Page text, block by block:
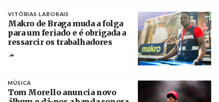
VITÓRIAS LABORAIS
Makro de Braga muda a folga
para um feriado e é obrigada a
ressarcir os trabalhadores
MÚSICA
Tom Morello anuncia novo